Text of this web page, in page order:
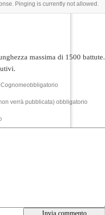
Pinging is currently not allowed.
massima di 1500 battute.
Cognomeobbligatorio
verrà pubblicata) obbligatorio